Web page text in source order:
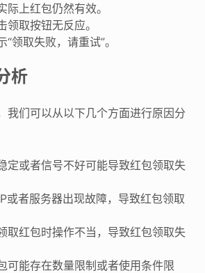
上红包仍然有效。
取按钮无反应。
领取失败，请重试”。
析
我们可以从以下几个方面进行原因分
定或者信号不好可能导致红包领取失
或者服务器出现故障，导致红包领取
取红包时操作不当，导致红包领取失
可能存在数量限制或者使用条件限